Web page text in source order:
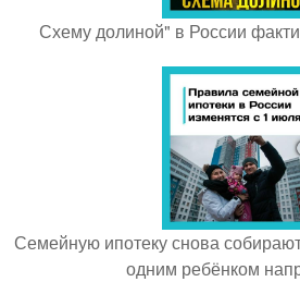
Схему долиной" в России
Семейную ипотеку снова
одним ребёнком